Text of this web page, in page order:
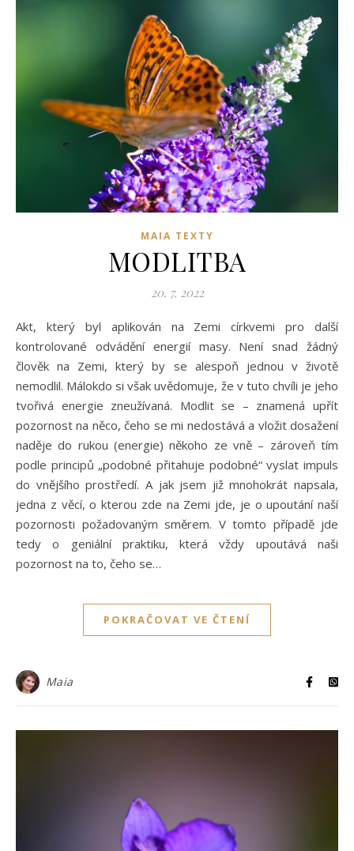
MAIA TEXTY
MODLITBA
20. 7. 2022
Akt, který byl aplikován na Zemi církvemi pro další
kontrolované odvádění energií masy. Není snad žádný
člověk na Zemi, který by se alespoň jednou v životě
nemodlil. Málokdo si však uvědomuje, že v tuto chvíli je jeho
tvořivá energie zneužívaná. Modlit se – znamená upřít
pozornost na něco, čeho se mi nedostává a vložit dosažení
naděje do rukou (energie) někoho ze vně – zároveň tím
podle principů „podobné přitahuje podobné“ vyslat impuls
do vnějšího prostředí. A jak jsem již mnohokrát napsala,
jedna z věcí, o kterou zde na Zemi jde, je o upoutání naší
pozornosti požadovaným směrem. V tomto případě jde
tedy o geniální praktiku, která vždy upoutává naši
pozornost na to, čeho se…
POKRAČOVAT VE ČTENÍ
Maia